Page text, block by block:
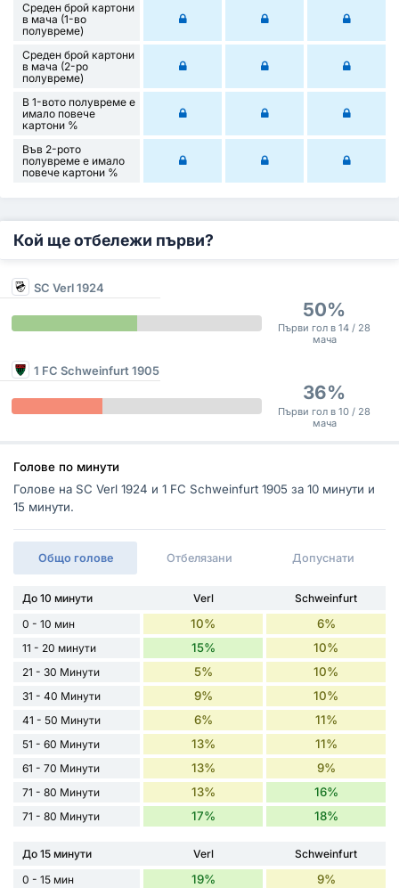
Среден брой картони
в мача (1-во
полувреме)
Среден брой картони
в мача (2-ро
полувреме)
В 1-вото полувреме е
имало повече
картони %
Във 2-рото
полувреме е имало
повече картони %
Кой ще отбележи първи?
SC Verl 1924
50%
Първи гол в 14 / 28
мача
1 FC Schweinfurt 1905
36%
Първи гол в 10 / 28
мача
Голове по минути
Голове на SC Verl 1924 и 1 FC Schweinfurt 1905 за 10 минути и
15 минути.
Общо голове Отбелязани Допуснати
До 10 минути Verl
Schweinfurt
0 - 10 мин
10% 6%
11 - 20 минути 15% 10%
21 - 30 Минути 5% 10%
31 - 40 Минути 9% 10%
41 - 50 Минути 6% 11%
51 - 60 Минути 13% 11%
61 - 70 Минути 13% 9%
71 - 80 Минути 13% 16%
71 - 80 Минути 17% 18%
До 15 минути Verl
Schweinfurt
0 - 15 мин
19% 9%